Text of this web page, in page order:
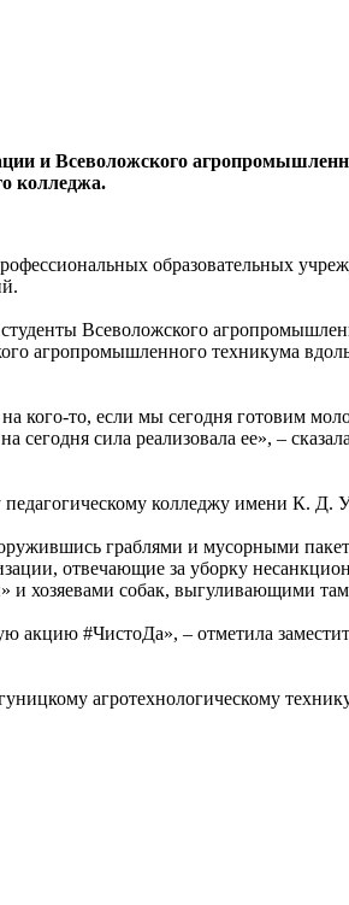
и Всеволожского
колледжа.
образовательных
Всеволожского
агропромышленного техникума
то, если мы сегодня готовим
сегодня сила реализовала ее», –
колледжу имени К.
граблями и мусорными
отвечающие за уборку
хозяевами собак, выгуливающими
#ЧистоДа», – отметила
агротехнологическому